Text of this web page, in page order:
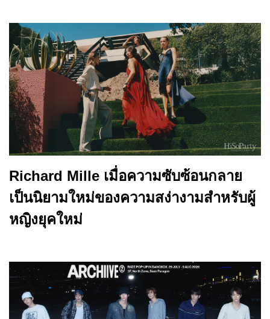
Richard Mille เมื่อความซับซ้อนกลาย
เป็นนิยามใหม่ของความสง่างามสำหรับผู้
หญิงยุคใหม่